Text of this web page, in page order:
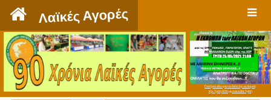
Λαϊκές Αγορές
Πατήστε εδώ για να δείτε την εκπομπή
την Τρίτη 9:00 μμ και κάθε Τρίτη